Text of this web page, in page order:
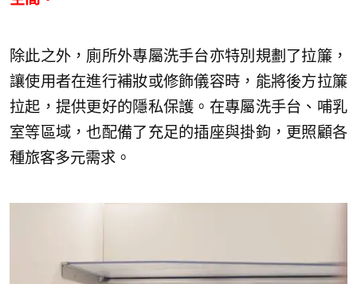
除此之外，廁所外專屬洗手台亦特別規劃了拉簾，
讓使用者在進行補妝或修飾儀容時，能將後方拉簾
拉起，提供更好的隱私保護。在專屬洗手台、哺乳
室等區域，也配備了充足的插座與掛鉤，更照顧各
種旅客多元需求。